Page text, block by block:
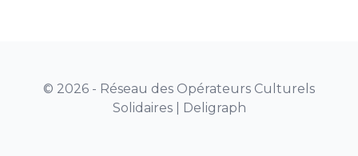
© 2026 - Réseau des Opérateurs Culturels
Solidaires | Deligraph